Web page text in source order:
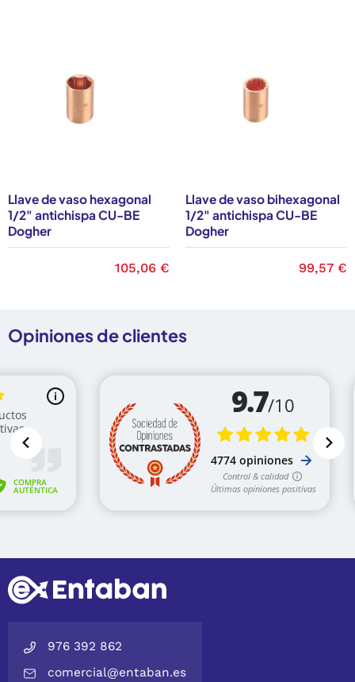
Llave de vaso hexagonal
1/2" antichispa CU-BE
Dogher
Precio
105,06 €
Llave de vaso bihexagonal
1/2" antichispa CU-BE
Dogher
Precio
99,57 €
Opiniones de clientes
976 392 862
comercial@entaban.es